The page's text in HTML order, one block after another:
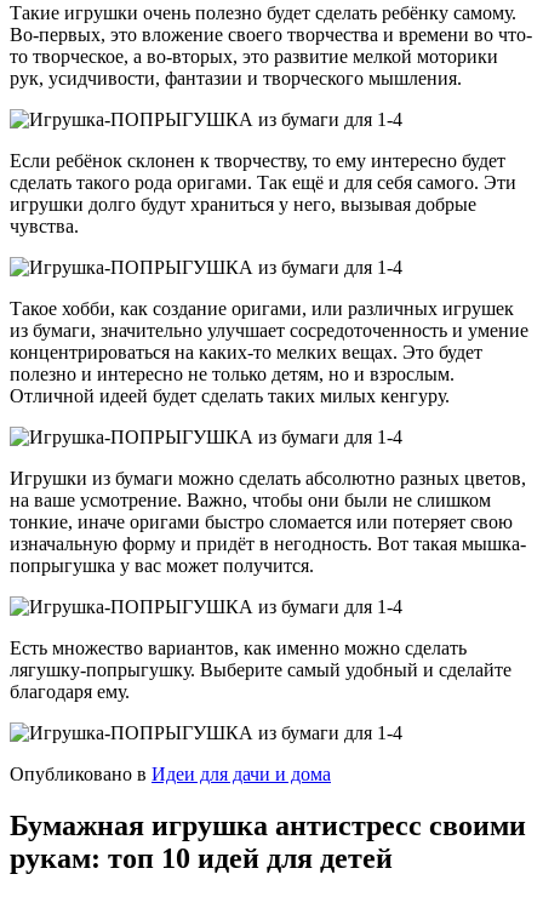
Такие игрушки очень полезно будет сделать ребёнку самому.
Во-первых, это вложение своего творчества и времени во что-
то творческое, а во-вторых, это развитие мелкой моторики
рук, усидчивости, фантазии и творческого мышления.
Если ребёнок склонен к творчеству, то ему интересно будет
сделать такого рода оригами. Так ещё и для себя самого. Эти
игрушки долго будут храниться у него, вызывая добрые
чувства.
Такое хобби, как создание оригами, или различных игрушек
из бумаги, значительно улучшает сосредоточенность и умение
концентрироваться на каких-то мелких вещах. Это будет
полезно и интересно не только детям, но и взрослым.
Отличной идеей будет сделать таких милых кенгуру.
Игрушки из бумаги можно сделать абсолютно разных цветов,
на ваше усмотрение. Важно, чтобы они были не слишком
тонкие, иначе оригами быстро сломается или потеряет свою
изначальную форму и придёт в негодность. Вот такая мышка-
попрыгушка у вас может получится.
Есть множество вариантов, как именно можно сделать
лягушку-попрыгушку. Выберите самый удобный и сделайте
благодаря ему.
Опубликовано в Идеи для дачи и дома
Бумажная игрушка антистресс своими
рукам: топ 10 идей для детей